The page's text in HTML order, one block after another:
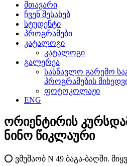
მთავარი
ჩვენ შესახებ
სტუდენტი
პროგრამები
კატალოგი
კატალოგი
გალერეა
სასწავლო გარემო
პროგრამების
ფოტოკოლაჟი
ENG
ორიენტირის
ნინო წიკლაური
⭕ ვმუშაობ N 49 ბაგა-ბაღში.